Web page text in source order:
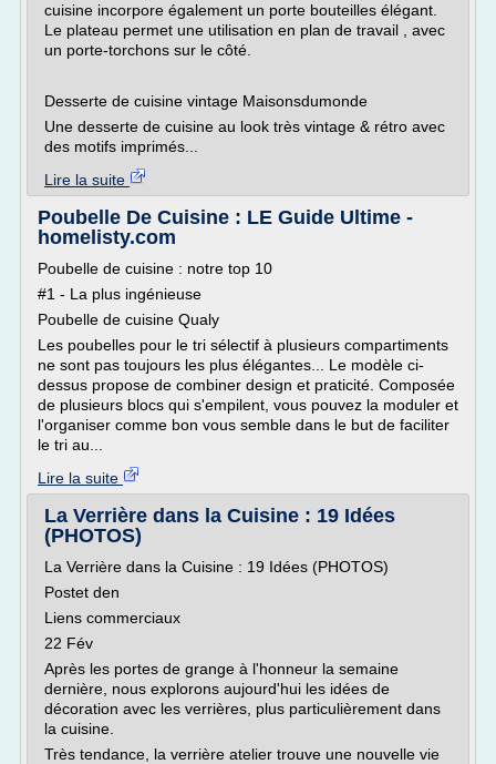
cuisine incorpore également un porte bouteilles élégant.
Le plateau permet une utilisation en plan de travail , avec
un porte-torchons sur le côté.
Desserte de cuisine vintage Maisonsdumonde
Une desserte de cuisine au look très vintage & rétro avec
des motifs imprimés...
Lire la suite
Poubelle De Cuisine : LE Guide Ultime -
homelisty.com
Poubelle de cuisine : notre top 10
#1 - La plus ingénieuse
Poubelle de cuisine Qualy
Les poubelles pour le tri sélectif à plusieurs compartiments
ne sont pas toujours les plus élégantes... Le modèle ci-
dessus propose de combiner design et praticité. Composée
de plusieurs blocs qui s'empilent, vous pouvez la moduler et
l'organiser comme bon vous semble dans le but de faciliter
le tri au...
Lire la suite
La Verrière dans la Cuisine : 19 Idées
(PHOTOS)
La Verrière dans la Cuisine : 19 Idées (PHOTOS)
Postet den
Liens commerciaux
22 Fév
Après les portes de grange à l'honneur la semaine
dernière, nous explorons aujourd'hui les idées de
décoration avec les verrières, plus particulièrement dans
la cuisine.
Très tendance, la verrière atelier trouve une nouvelle vie